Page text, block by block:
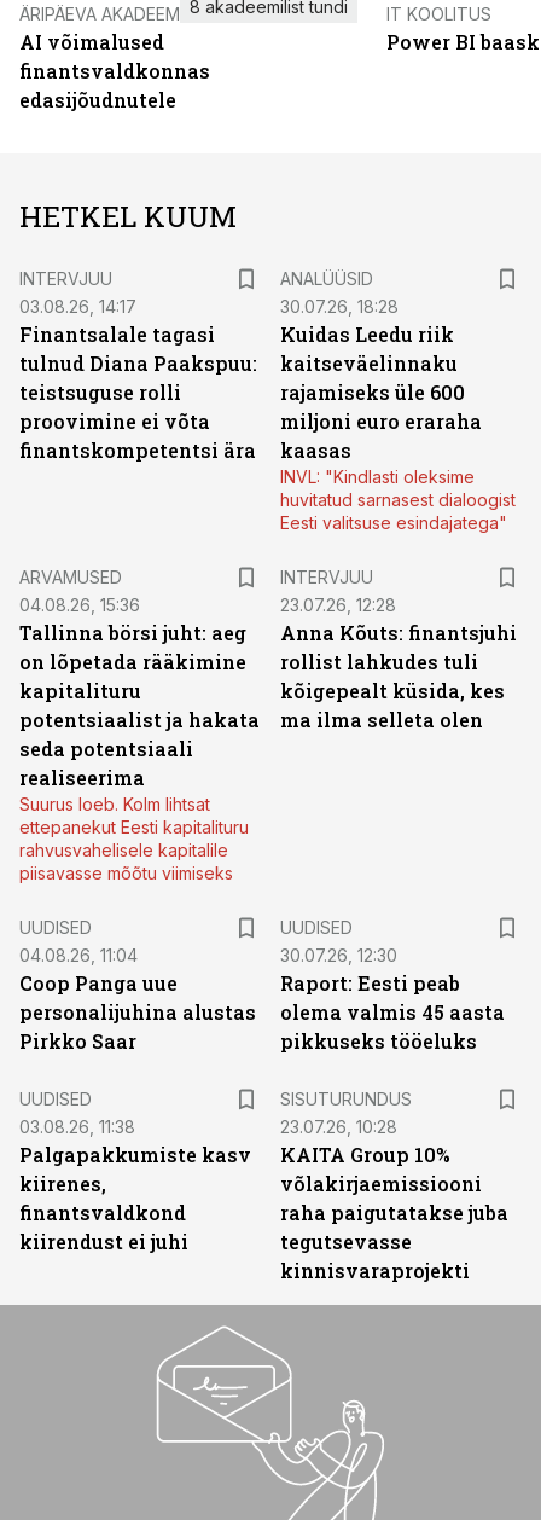
ÄRIPÄEVA AKADEEMIA
AI võimalused
finantsvaldkonnas
edasijõudnutele
8 akadeemilist tundi IT KOOLITUS
Power BI
HETKEL KUUM
INTERVJUU
03.08.26, 14:17
Finantsalale tagasi
tulnud Diana Paakspuu:
teistsuguse rolli
proovimine ei võta
finantskompetentsi ära
ANALÜÜSID
30.07.26, 18:28
Kuidas Leedu riik
kaitseväelinnaku
rajamiseks üle 600
miljoni euro eraraha
kaasas
INVL: "Kindlasti oleksime
huvitatud sarnasest dialoogist
Eesti valitsuse esindajatega"
ARVAMUSED
04.08.26, 15:36
Tallinna börsi juht: aeg
on lõpetada rääkimine
kapitalituru
potentsiaalist ja hakata
seda potentsiaali
realiseerima
Suurus loeb. Kolm lihtsat
ettepanekut Eesti kapitalituru
rahvusvahelisele kapitalile
piisavasse mõõtu viimiseks
INTERVJUU
23.07.26, 12:28
Anna Kõuts: finantsjuhi
rollist lahkudes tuli
kõigepealt küsida, kes
ma ilma selleta olen
UUDISED
04.08.26, 11:04
Coop Panga uue
personalijuhina alustas
Pirkko Saar
UUDISED
30.07.26, 12:30
Raport: Eesti peab
olema valmis 45 aasta
pikkuseks tööeluks
UUDISED
03.08.26, 11:38
Palgapakkumiste kasv
kiirenes,
finantsvaldkond
kiirendust ei juhi
SISUTURUNDUS
23.07.26, 10:28
KAITA Group 10%
võlakirjaemissiooni
raha paigutatakse juba
tegutsevasse
kinnisvaraprojekti